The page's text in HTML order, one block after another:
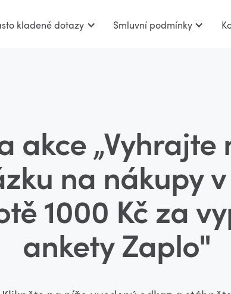
kladené dotazy Smluvní podmínky
akce „Vyhrajte
na nákupy
1000 Kč za
ankety Zaplo"